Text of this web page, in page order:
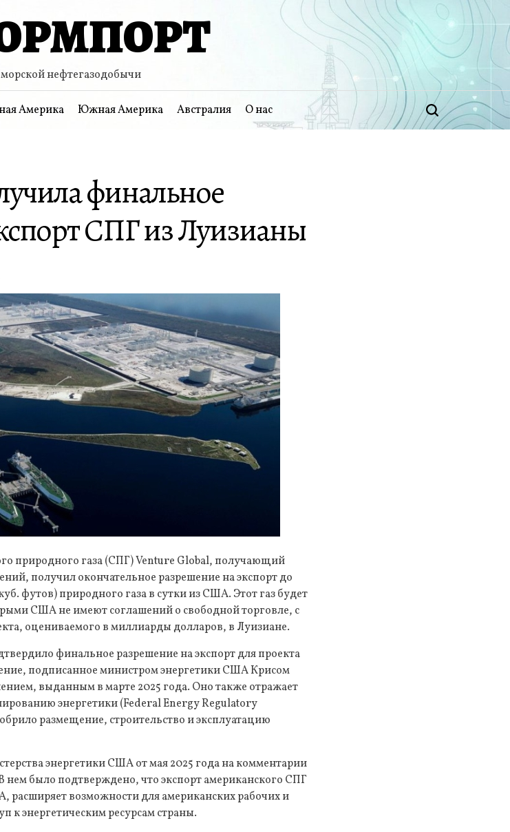
нефтегазодобычи
Америка Южная Америка Австралия О нас Поиск
финальное
СПГ из Луизианы
природного газа (СПГ) Venture Global, получающий
получил окончательное разрешение на экспорт до
футов) природного газа в сутки из США. Этот газ будет
США не имеют соглашений о свободной торговле, с
оцениваемого в миллиарды долларов, в Луизиане.
финальное разрешение на экспорт для проекта
подписанное министром энергетики США Крисом
выданным в марте 2025 года. Оно также отражает
энергетики (Federal Energy Regulatory
размещение, строительство и эксплуатацию
энергетики США от мая 2025 года на комментарии
нем было подтверждено, что экспорт американского СПГ
расширяет возможности для американских рабочих и
к энергетическим ресурсам страны.